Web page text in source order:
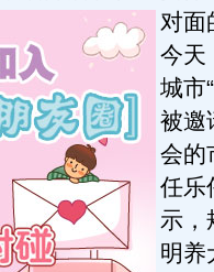
对面
今天
城市
被邀
会的
任乐
示，
明养